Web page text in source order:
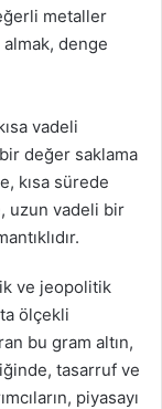
metaller
denge
vadeli
değer saklama
kısa sürede
uzun vadeli bir
ve jeopolitik
ölçekli
bu gram altın,
tasarruf ve
piyasayı